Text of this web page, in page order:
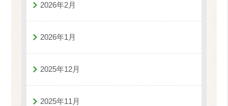
2026年2月
2026年1月
2025年12月
2025年11月